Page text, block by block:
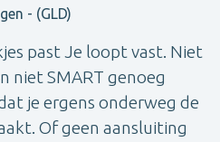
- (GLD)
past Je loopt vast. Niet
niet SMART genoeg
je ergens onderweg de
Of geen aansluiting